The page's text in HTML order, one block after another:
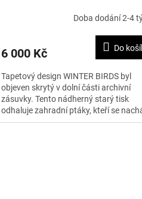
Doba dodání 2-4
6 000 Kč Do
Tapetový design WINTER BIRDS byl
objeven skrytý v dolní části archivní
zásuvky. Tento nádherný starý tisk
odhaluje zahradní ptáky, kteří se
mezi trnitými keři. Tapeta...